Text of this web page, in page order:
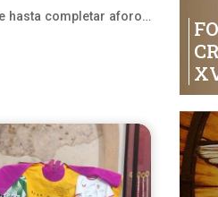
hasta completar aforo…